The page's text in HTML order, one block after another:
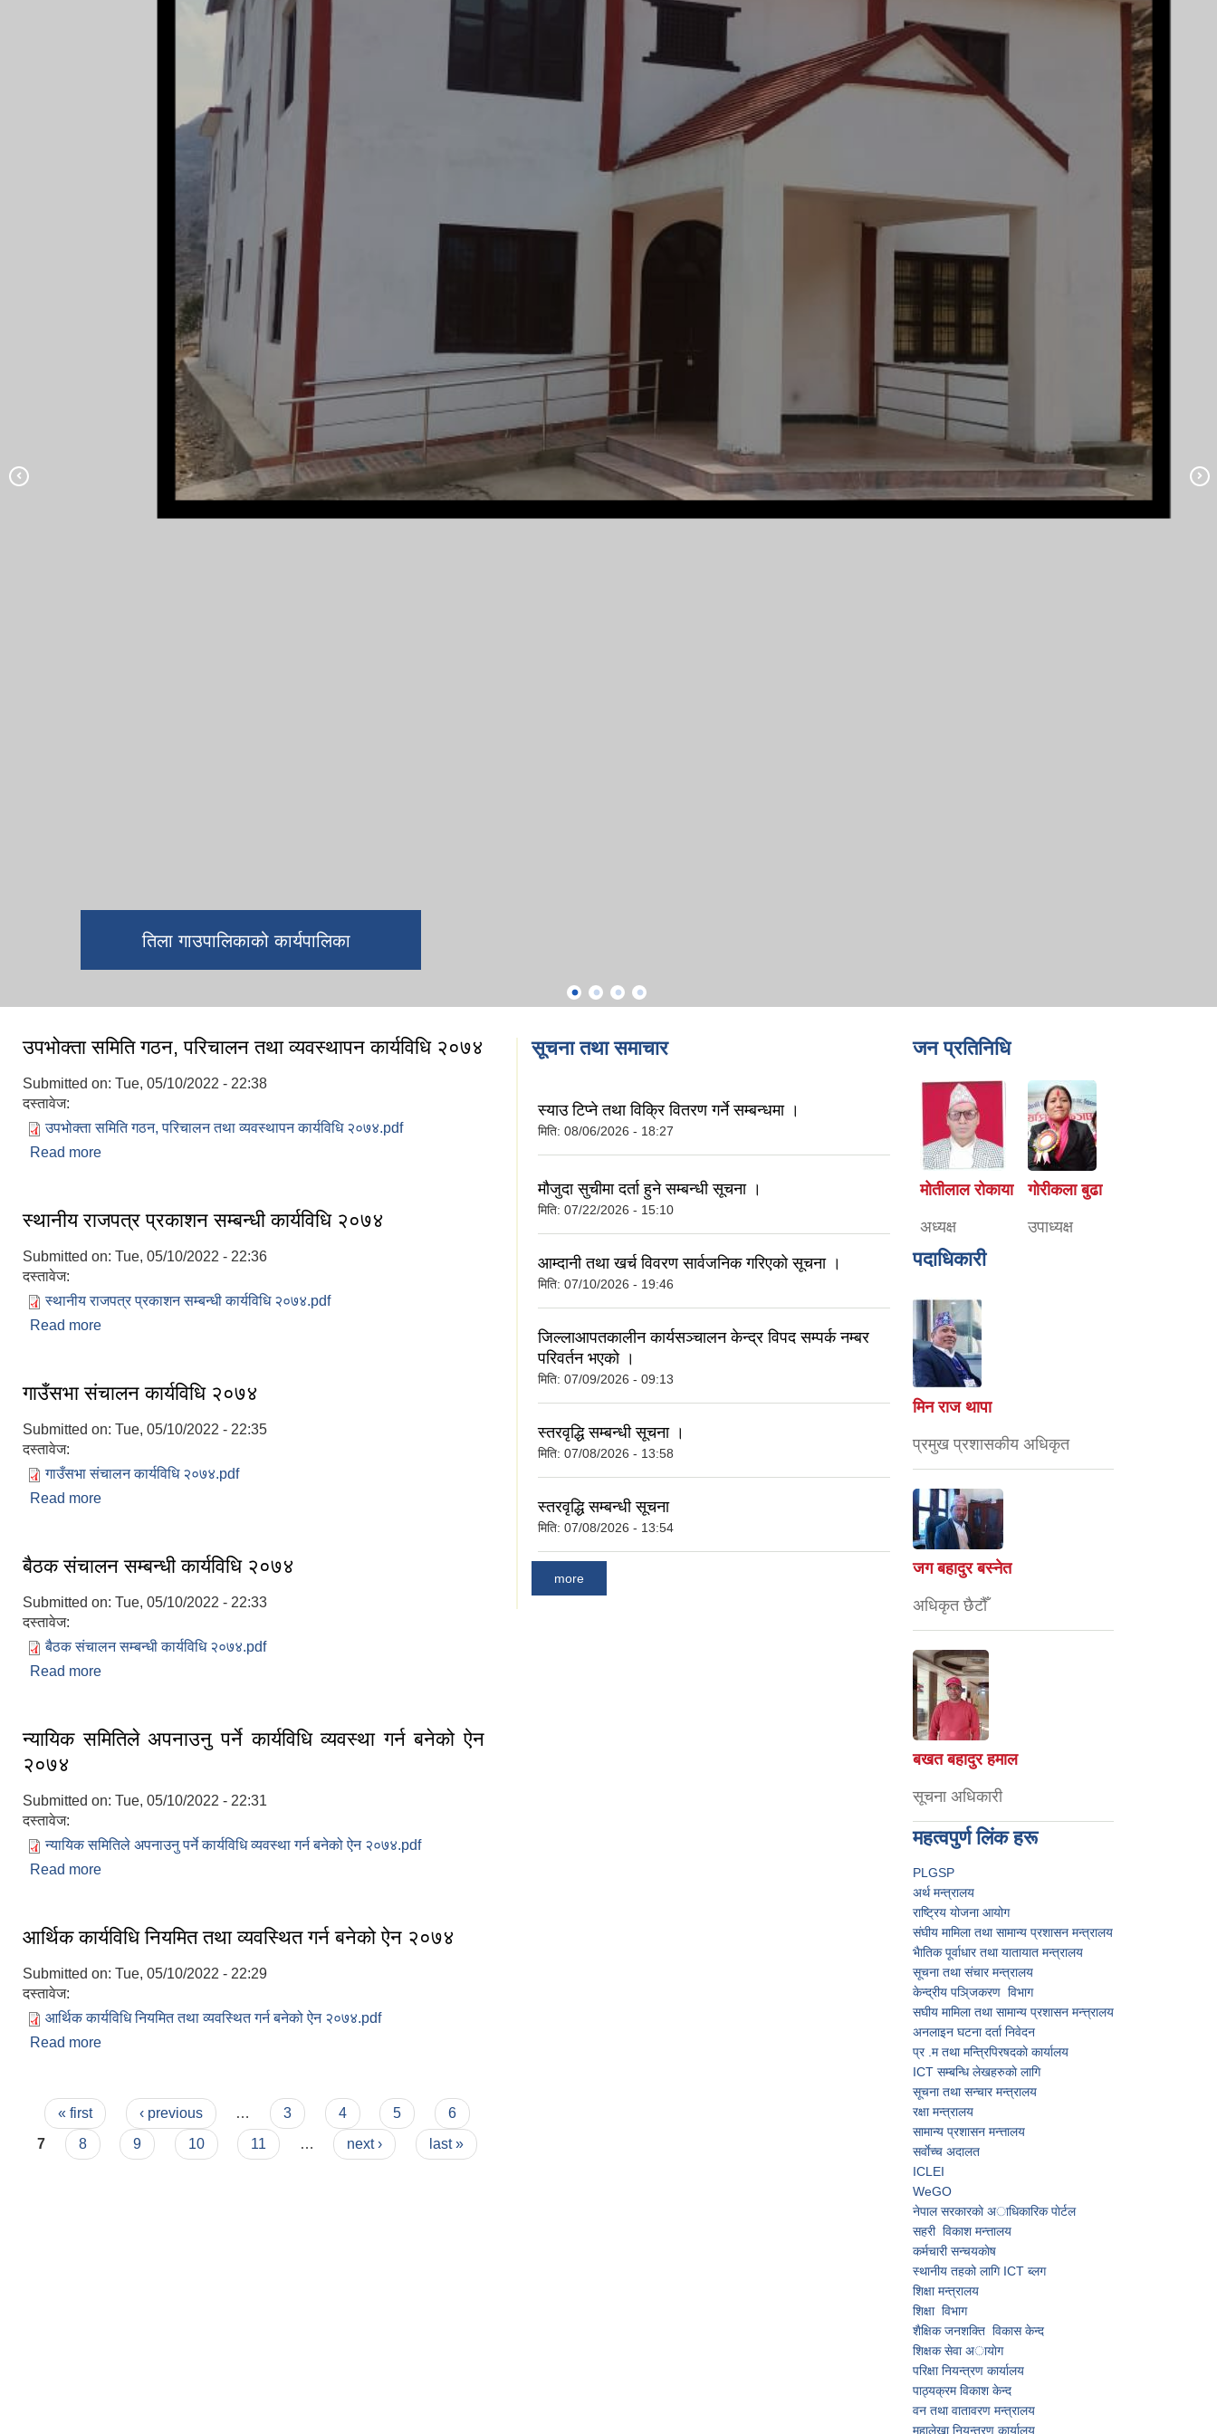
तिला गाउपालिकाको कार्यपालिका
तिला गाउँपालिकाको कार्यालय
उपभोक्ता समिति गठन, परिचालन तथा व्यवस्थापन कार्यविधि २०७४
Submitted on: Tue, 05/10/2022 - 22:38
दस्तावेज:
उपभोक्ता समिति गठन, परिचालन तथा व्यवस्थापन कार्यविधि २०७४.pdf
Read more
स्थानीय राजपत्र प्रकाशन सम्बन्धी कार्यविधि २०७४
Submitted on: Tue, 05/10/2022 - 22:36
दस्तावेज:
स्थानीय राजपत्र प्रकाशन सम्बन्धी कार्यविधि २०७४.pdf
Read more
गाउँसभा संचालन कार्यविधि २०७४
Submitted on: Tue, 05/10/2022 - 22:35
दस्तावेज:
गाउँसभा संचालन कार्यविधि २०७४.pdf
Read more
बैठक संचालन सम्बन्धी कार्यविधि २०७४
Submitted on: Tue, 05/10/2022 - 22:33
दस्तावेज:
बैठक संचालन सम्बन्धी कार्यविधि २०७४.pdf
Read more
न्यायिक समितिले अपनाउनु पर्ने कार्यविधि व्यवस्था गर्न बनेको ऐन
२०७४
Submitted on: Tue, 05/10/2022 - 22:31
दस्तावेज:
न्यायिक समितिले अपनाउनु पर्ने कार्यविधि व्यवस्था गर्न बनेको ऐन २०७४.pdf
Read more
आर्थिक कार्यविधि नियमित तथा व्यवस्थित गर्न बनेको ऐन २०७४
Submitted on: Tue, 05/10/2022 - 22:29
दस्तावेज:
आर्थिक कार्यविधि नियमित तथा व्यवस्थित गर्न बनेको ऐन २०७४.pdf
Read more
Pages
« first ‹ previous … 3 4 5
6
7
8 9 10 11 … next › last »
सूचना तथा समाचार
स्याउ टिप्ने तथा विक्रि वितरण गर्ने सम्बन्धमा ।
मिति: 08/06/2026 - 18:27
मौजुदा सुचीमा दर्ता हुने सम्बन्धी सूचना ।
मिति: 07/22/2026 - 15:10
आम्दानी तथा खर्च विवरण सार्वजनिक गरिएको सूचना ।
मिति: 07/10/2026 - 19:46
जिल्लाआपतकालीन कार्यसञ्चालन केन्द्र विपद सम्पर्क नम्बर
परिवर्तन भएको ।
मिति: 07/09/2026 - 09:13
स्तरवृद्धि सम्बन्धी सूचना ।
मिति: 07/08/2026 - 13:58
स्तरवृद्धि सम्बन्धी सूचना
मिति: 07/08/2026 - 13:54
more
जन प्रतिनिधि
मोतीलाल रोकाया
अध्यक्ष
गोरीकला बुढा
उपाध्यक्ष
पदाधिकारी
मिन राज थापा
प्रमुख प्रशासकीय अधिकृत
जग बहादुर बस्नेत
अधिकृत छैटौँ
बखत बहादुर हमाल
सूचना अधिकारी
महत्वपुर्ण लिंक हरू
PLGSP
अर्थ मन्त्रालय
राष्ट्रिय योजना आयोग
संघीय मामिला तथा सामान्य प्रशासन मन्त्रालय
भैातिक पूर्वाधार तथा यातायात मन्त्रालय
सूचना तथा संचार मन्त्रालय
केन्द्रीय पञि्जकरण विभाग
स‌घीय मामिला तथा सामान्य प्रशासन मन्त्त्रालय
अनलाइन घटना दर्ता निवेदन
प्र‍ .म तथा मन्त्रिपिरषदकाे कार्यालय
ICT सम्बन्धि लेखहरुकाे लागि
सूचना तथा सन्चार मन्त्रालय
रक्षा मन्त्रालय
सामान्य प्रशासन मन्त्तालय
सर्वाेच्च अदालत
ICLEI
WeGO
नेपाल सरकारकाे अाधिकारिक पाेर्टल
सहरी विकाश मन्त्तालय
कर्मचारी सन्चयकाेष
स्थानीय तहको लागि ICT ब्लग
शिक्षा मन्त्रालय
शिक्षा विभाग
शैक्षिक जनशक्ति विकास केन्द
शिक्षक सेवा अायाेग
परिक्षा नियन्त्रण कार्यालय
पाठ्यक्रम विकाश केन्द
वन तथा वातावरण मन्त्रालय
महालेखा नियन्त्रण कार्यालय